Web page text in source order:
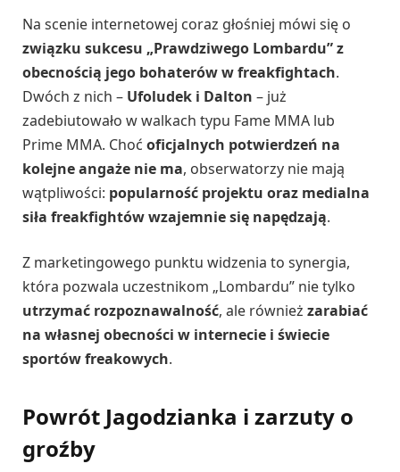
Na scenie internetowej coraz głośniej mówi się o
związku sukcesu „Prawdziwego Lombardu” z
obecnością jego bohaterów w freakfightach.
Dwóch z nich – Ufoludek i Dalton – już
zadebiutowało w walkach typu Fame MMA lub
Prime MMA. Choć oficjalnych potwierdzeń na
kolejne angaże nie ma, obserwatorzy nie mają
wątpliwości: popularność projektu oraz medialna
siła freakfightów wzajemnie się napędzają.
Z marketingowego punktu widzenia to synergia,
która pozwala uczestnikom „Lombardu” nie tylko
utrzymać rozpoznawalność, ale również zarabiać
na własnej obecności w internecie i świecie
sportów freakowych.
Powrót Jagodzianka i zarzuty o
groźby